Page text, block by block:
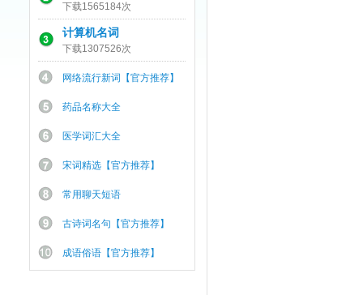
下载1565184次
计算机名词
下载1307526次
网络流行新词【官方推荐】
药品名称大全
医学词汇大全
宋词精选【官方推荐】
常用聊天短语
古诗词名句【官方推荐】
成语俗语【官方推荐】